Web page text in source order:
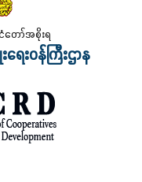
တော်အစိုးရ
ေးဝန်ကြီးဌာန